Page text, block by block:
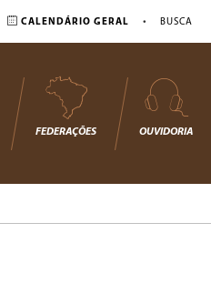
CALENDÁRIO GERAL • BUSCA
FEDERAÇÕES OUVIDORIA